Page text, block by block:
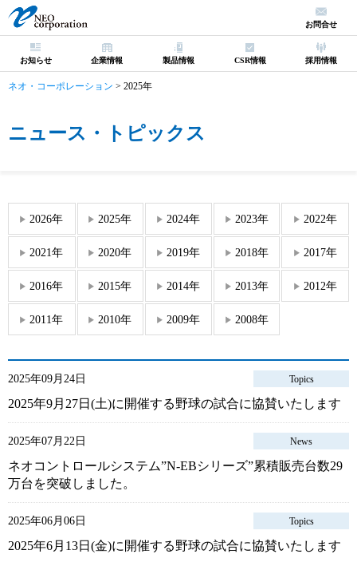
お知らせ 企業情報 製品情報 CSR情報 採用情報
お問合せ
ネオ・コーポレーション > 2025年
ニュース・トピックス
2026年 2025年 2024年 2023年 2022年
2021年 2020年 2019年 2018年 2017年
2016年 2015年 2014年 2013年 2012年
2011年 2010年 2009年 2008年
2025年09月24日 Topics
2025年9月27日(土)に開催する野球の試合に協賛いたします
2025年07月22日 News
ネオコントロールシステム”N-EBシリーズ”累積販売台数29
万台を突破しました。
2025年06月06日 Topics
2025年6月13日(金)に開催する野球の試合に協賛いたします